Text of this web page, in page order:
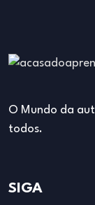
O Mundo da
todos.
SIGA